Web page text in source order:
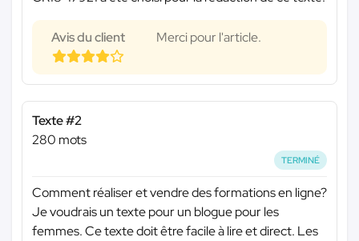
Avis du client Merci pour l'article.
Texte #2
280 mots
TERMINÉ
Comment réaliser et vendre des formations en ligne?
Je voudrais un texte pour un blogue pour les
femmes. Ce texte doit être facile à lire et direct. Les